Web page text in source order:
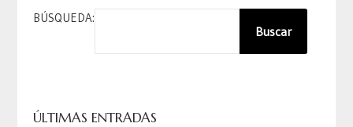
BÚSQUEDA:
Buscar
ÚLTIMAS ENTRADAS